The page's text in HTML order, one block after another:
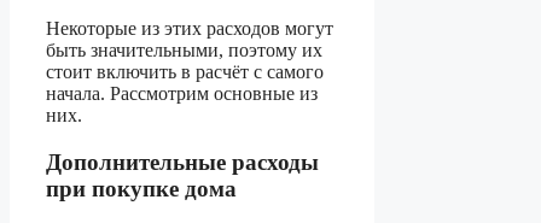
Некоторые из этих расходов могут
быть значительными, поэтому их
стоит включить в расчёт с самого
начала. Рассмотрим основные из
них.
Дополнительные расходы
при покупке дома